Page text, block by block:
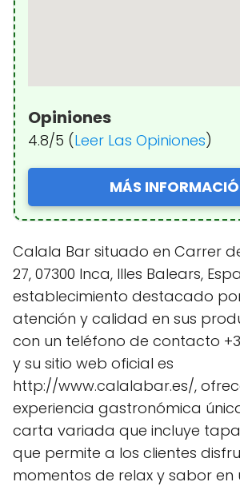
Opiniones
4.8/5 (Leer Las Opiniones)
MÁS
Calala Bar situado en Carrer
27, 07300 Inca, Illes Balears,
establecimiento destacado
atención y calidad en sus
con un teléfono de contacto
y su sitio web oficial es
http://www.calalabar.es/,
experiencia gastronómica
carta variada que incluye
que permite a los clientes
momentos de relax y sabor en